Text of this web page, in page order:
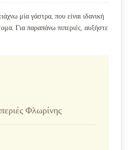
μία γάστρα, που είναι ιδανική
Για παραπάνω πιπεριές, αυξήστε
Φλωρίνης